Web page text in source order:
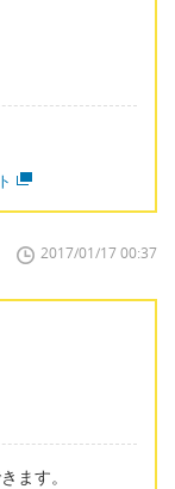
2017/01/17 00:37
ます。